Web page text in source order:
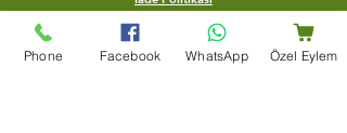
Gönderim politikası
Phone Facebook WhatsApp Özel Eylem